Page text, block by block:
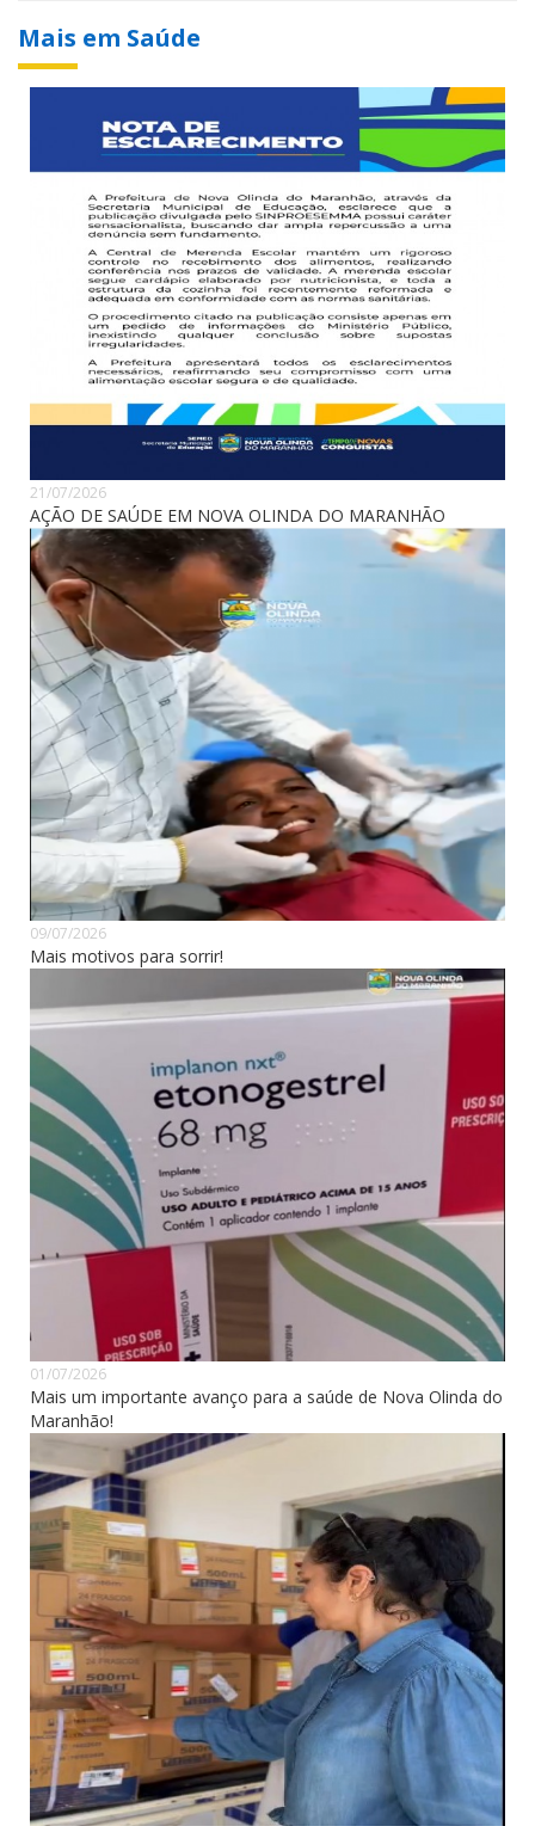
Mais em Saúde
21/07/2026
AÇÃO DE SAÚDE EM NOVA OLINDA DO MARANHÃO
09/07/2026
Mais motivos para sorrir!
01/07/2026
Mais um importante avanço para a saúde de Nova Olinda do
Maranhão!